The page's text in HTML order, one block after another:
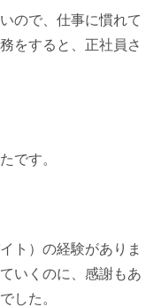
ので、仕事に慣れて
をすると、正社員さ
です。
ト）の経験がありま
いくのに、感謝もあ
した。